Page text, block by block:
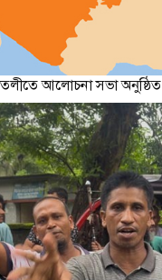
আলোচনা সভা অনুষ্ঠিত